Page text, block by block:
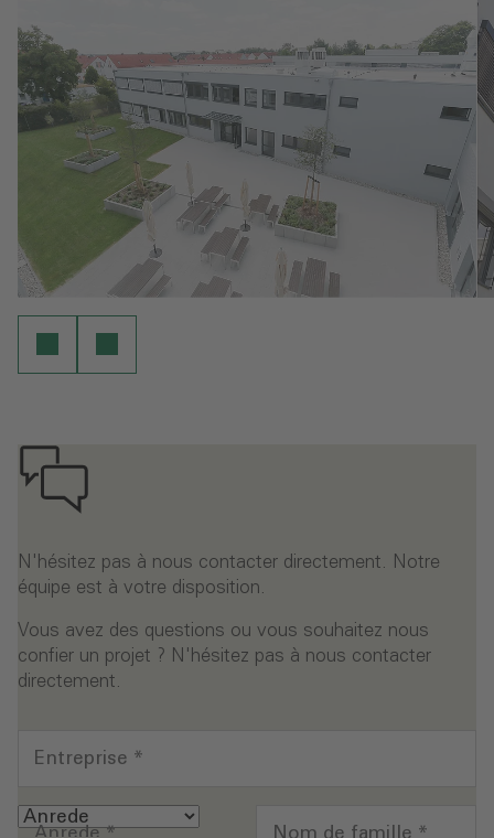
N'hésitez pas à nous contacter directement. Notre
équipe est à votre disposition.
Vous avez des questions ou vous souhaitez nous
confier un projet ? N'hésitez pas à nous contacter
directement.
Entreprise *